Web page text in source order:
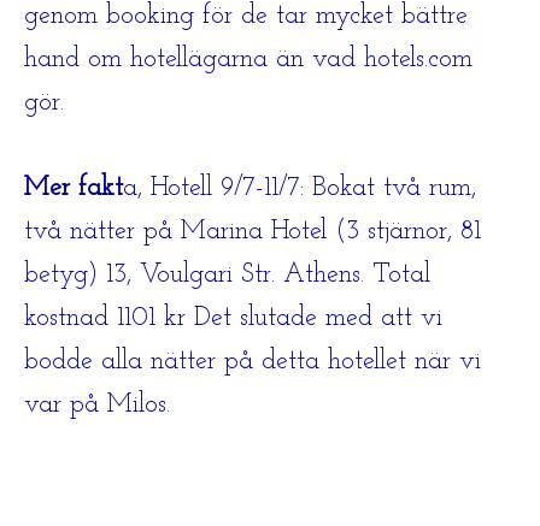
genom booking för de tar mycket bättre
hand om hotellägarna än vad hotels.com
gör.
Mer fakta, Hotell 9/7-11/7: Bokat två rum,
två nätter på Marina Hotel (3 stjärnor, 81
betyg) 13, Voulgari Str. Athens. Total
kostnad 1101 kr Det slutade med att vi
bodde alla nätter på detta hotellet när vi
var på Milos.